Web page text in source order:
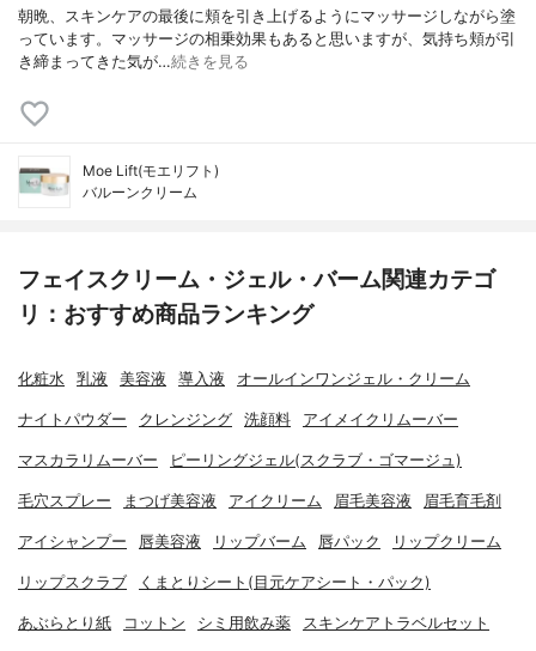
朝晩、スキンケアの最後に頬を引き上げるようにマッサージしながら塗
っています。マッサージの相乗効果もあると思いますが、気持ち頬が引
き締まってきた気が…続きを見る
Moe Lift(モエリフト)
バルーンクリーム
フェイスクリーム・ジェル・バーム関連カテゴ
リ：おすすめ商品ランキング
化粧水 乳液 美容液 導入液 オールインワンジェル・クリーム
ナイトパウダー クレンジング 洗顔料 アイメイクリムーバー
マスカラリムーバー ピーリングジェル(スクラブ・ゴマージュ)
毛穴スプレー まつげ美容液 アイクリーム 眉毛美容液 眉毛育毛剤
アイシャンプー 唇美容液 リップバーム 唇パック リップクリーム
リップスクラブ くまとりシート(目元ケアシート・パック)
あぶらとり紙 コットン シミ用飲み薬 スキンケアトラベルセット